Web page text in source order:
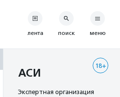
лента поиск меню
18+
АСИ
Экспертная организация